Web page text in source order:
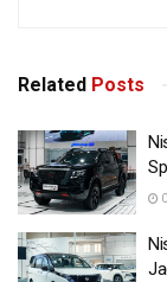
Related Posts